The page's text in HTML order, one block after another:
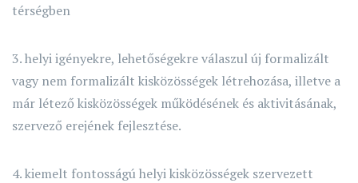
térségben
3. helyi igényekre, lehetőségekre válaszul új formalizált
vagy nem formalizált kisközösségek létrehozása, illetve a
már létező kisközösségek működésének és aktivitásának,
szervező erejének fejlesztése.
4. kiemelt fontosságú helyi kisközösségek szervezett